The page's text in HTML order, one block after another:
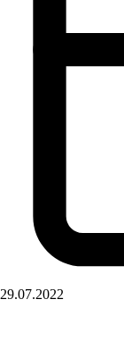
29.07.2022